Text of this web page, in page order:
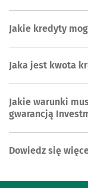
Jakie kredyty
Jaka jest kwota
Jakie warunki
gwarancją
Dowiedz się